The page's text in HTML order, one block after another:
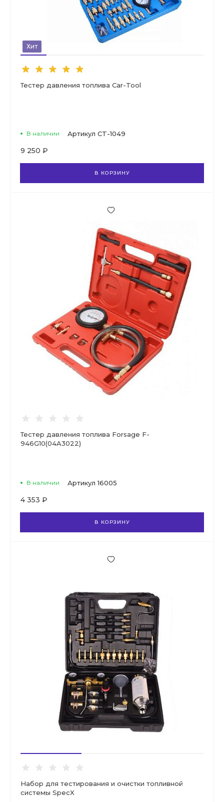
Хит
Тестер давления топлива Car-Tool
В наличии Артикул CT-1049
9 250 ₽
В КОРЗИНУ
Тестер давления топлива Forsage F-
946G10(04A3022)
В наличии Артикул 16005
4 353 ₽
В КОРЗИНУ
Набор для тестирования и очистки топливной
системы SpecX